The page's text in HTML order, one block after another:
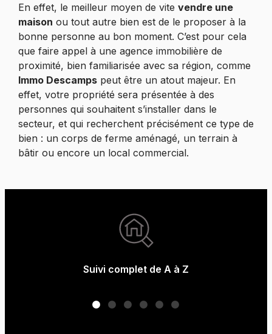
En effet, le meilleur moyen de vite vendre une
maison ou tout autre bien est de le proposer à la
bonne personne au bon moment. C’est pour cela
que faire appel à une agence immobilière de
proximité, bien familiarisée avec sa région, comme
Immo Descampspeut être un atout majeur. En
effet, votre propriété sera présentée à des
personnes qui souhaitent s’installer dans le
secteur, et qui recherchent précisément ce type de
bien : un corps de ferme aménagé, un terrain à
bâtir ou encore un local commercial.
Suivi complet de A à Z